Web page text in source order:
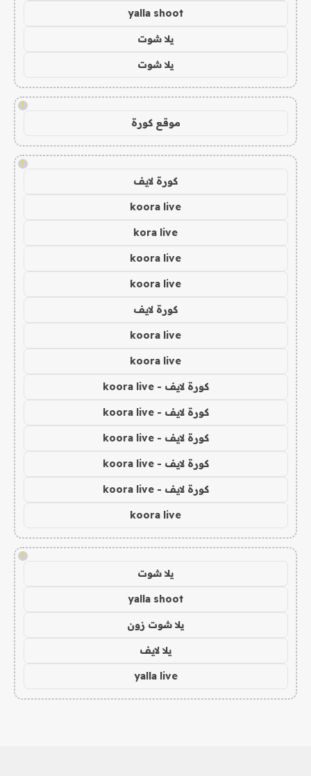
yalla shoot
يلا شوت
يلا شوت
!
موقع كورة
!
كورة لايف
koora live
kora live
koora live
koora live
كورة لايف
koora live
koora live
كورة لايف - koora live
كورة لايف - koora live
كورة لايف - koora live
كورة لايف - koora live
كورة لايف - koora live
koora live
!
يلا شوت
yalla shoot
يلا شوت زون
يلا لايف
yalla live